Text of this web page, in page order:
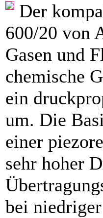
Der
600/20 von
Gasen und
chemische
ein
um. Die
einer
sehr hoher
bei